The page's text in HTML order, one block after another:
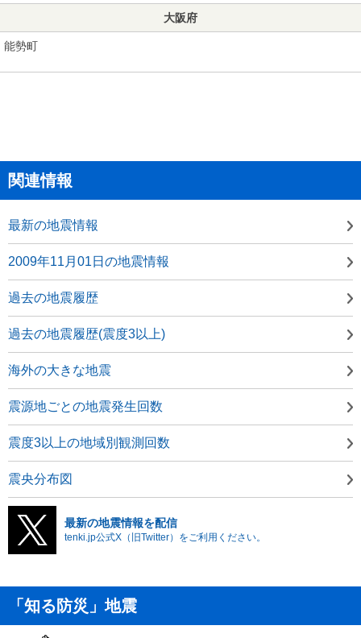
大阪府
能勢町
関連情報
最新の地震情報
2009年11月01日の地震情報
過去の地震履歴
過去の地震履歴(震度3以上)
海外の大きな地震
震源地ごとの地震発生回数
震度3以上の地域別観測回数
震央分布図
最新の地震情報を配信
tenki.jp公式X（旧Twitter）をご利用ください。
「知る防災」地震